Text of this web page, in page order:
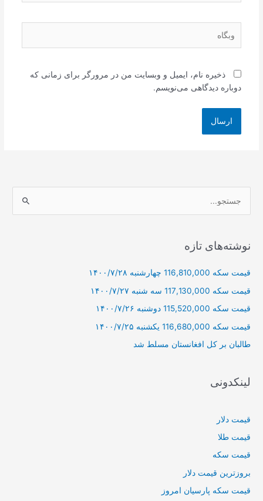
ذخیره نام، ایمیل و وبسایت من در مرورگر برای زمانی که
دوباره دیدگاهی می‌نویسم.
ب
ر
ا
نوشته‌های تازه
قیمت سکه 116,810,000 چهارشنبه ۱۴۰۰/۷/۲۸
قیمت سکه 117,130,000 سه شنبه ۱۴۰۰/۷/۲۷
قیمت سکه 115,520,000 دوشنبه ۱۴۰۰/۷/۲۶
قیمت سکه 116,680,000 یکشنبه ۱۴۰۰/۷/۲۵
طالبان بر كل افغانستان مسلط شد
لینکدونی
قیمت دلار
قیمت طلا
قیمت سکه
بروزترین قیمت دلار
قیمت سکه پارسیان امروز